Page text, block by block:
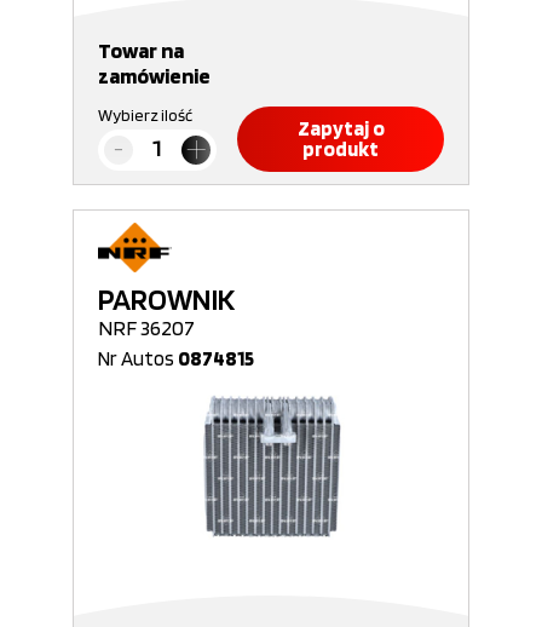
Towar na
zamówienie
Wybierz ilość
Zapytaj o
produkt
PAROWNIK
NRF 36207
Nr Autos 0874815